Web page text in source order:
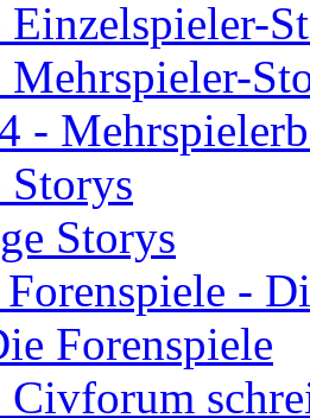
-
Storys
-
Forenspiele
Civforum